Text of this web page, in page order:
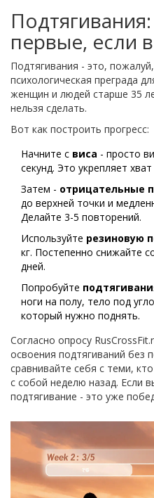
первые, если
Подтягивания - это,
психологическая преграда
женщин и людей старше 35
нельзя сделать.
Вот как построить прогресс:
Начните с виса - просто
секунд. Это укрепляет
Затем - отрицательные
до верхней точки и
Делайте 3-5 повторений.
Используйте резиновую
кг. Постепенно снижайте
дней.
Попробуйте
ноги на полу, тело под
который нужно поднять.
Согласно опросу
освоения подтягиваний без
сравнивайте себя с теми,
с собой неделю назад. Если
подтягивание - это уже